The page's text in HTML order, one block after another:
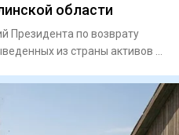
области
Президента по возврату
из страны активов и